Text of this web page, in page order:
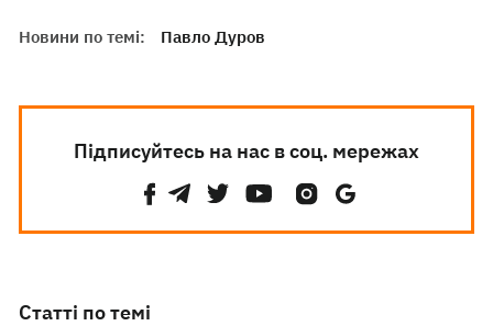
Новини по темі: Павло Дуров
Підписуйтесь на нас в соц. мережах
Статті по темі